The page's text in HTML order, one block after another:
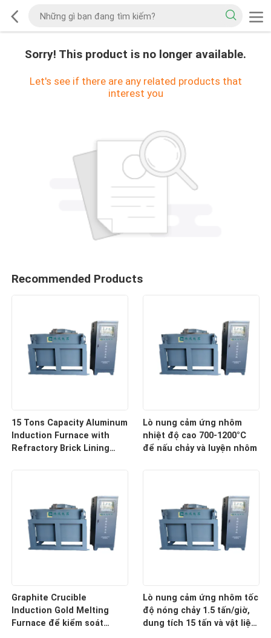
Sorry! This product is no longer available.
Let's see if there are any related products that
interest you
Recommended Products
15 Tons Capacity Aluminum
Induction Furnace with
Refractory Brick Lining
Lò nung cảm ứng nhôm
nhiệt độ cao 700-1200°C
để nấu chảy và luyện nhôm
Graphite Crucible
Induction Gold Melting
Furnace để kiểm soát
Lò nung cảm ứng nhôm tốc
độ nóng chảy 1.5 tấn/giờ,
dung tích 15 tấn và vật liệu